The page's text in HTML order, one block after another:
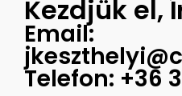
Kezdjük el,
Email:
Telefon: +36